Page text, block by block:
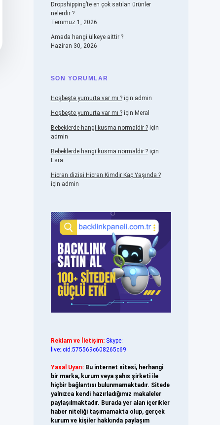
Dropshipping’te en çok satılan ürünler
nelerdir ?
Temmuz 1, 2026
Amada hangi ülkeye aittir ?
Haziran 30, 2026
SON YORUMLAR
Hoşbeşte yumurta var mı ?için admin
Hoşbeşte yumurta var mı ?için Meral
Bebeklerde hangi kusma normaldir ?için
admin
Bebeklerde hangi kusma normaldir ?için
Esra
Hicran dizisi Hicran Kimdir Kaç Yaşında ?
için admin
Reklam ve İletişim: Skype:
live:.cid.575569c608265c69
Yasal Uyarı: Bu internet sitesi, herhangi
bir marka, kurum veya şahıs şirketi ile
hiçbir bağlantısı bulunmamaktadır. Sitede
yalnızca kendi hazırladığımız makaleler
paylaşılmaktadır. Burada yer alan içerikler
haber niteliği taşımamakta olup, gerçek
kurum ve kişiler hakkında paylaşım